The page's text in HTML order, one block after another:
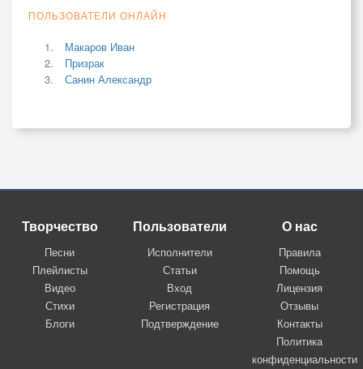
ПОЛЬЗОВАТЕЛИ ОНЛАЙН
Макаров Иван
Призрак
Санин Александр
Творчество
Песни
Плейлисты
Видео
Стихи
Блоги
Пользователи
Исполнители
Статьи
Вход
Регистрация
Подтверждение
О нас
Правила
Помощь
Лицензия
Отзывы
Контакты
Политика
конфиденциальности